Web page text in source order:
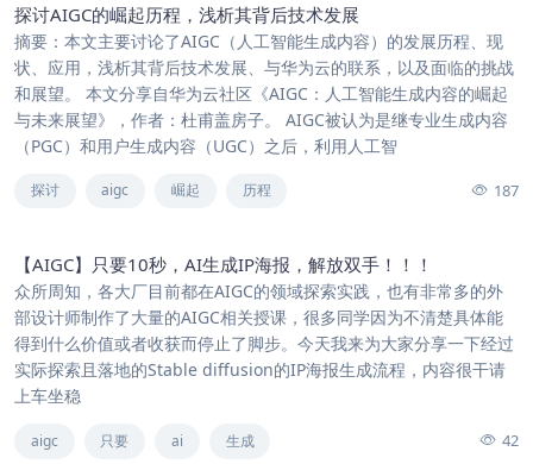
探讨AIGC的崛起历程，浅析其背后技术发展
摘要：本文主要讨论了AIGC（人工智能生成内容）的发展历程、现
状、应用，浅析其背后技术发展、与华为云的联系，以及面临的挑战
和展望。 本文分享自华为云社区《AIGC：人工智能生成内容的崛起
与未来展望》，作者：杜甫盖房子。 AIGC被认为是继专业生成内容
（PGC）和用户生成内容（UGC）之后，利用人工智
探讨 aigc 崛起 历程 187
【AIGC】只要10秒，AI生成IP海报，解放双手！！！
众所周知，各大厂目前都在AIGC的领域探索实践，也有非常多的外
部设计师制作了大量的AIGC相关授课，很多同学因为不清楚具体能
得到什么价值或者收获而停止了脚步。今天我来为大家分享一下经过
实际探索且落地的Stable diffusion的IP海报生成流程，内容很干请
上车坐稳
aigc 只要 ai 生成 42